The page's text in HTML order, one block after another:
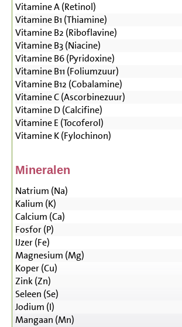
Vitamine A (Retinol)
Vitamine B1 (Thiamine)
Vitamine B2 (Riboflavine)
Vitamine B3 (Niacine)
Vitamine B6 (Pyridoxine)
Vitamine B11 (Foliumzuur)
Vitamine B12 (Cobalamine)
Vitamine C (Ascorbinezuur)
Vitamine D (Calcifine)
Vitamine E (Tocoferol)
Vitamine K (Fylochinon)
Mineralen
Natrium (Na)
Kalium (K)
Calcium (Ca)
Fosfor (P)
IJzer (Fe)
Magnesium (Mg)
Koper (Cu)
Zink (Zn)
Seleen (Se)
Jodium (I)
Mangaan (Mn)